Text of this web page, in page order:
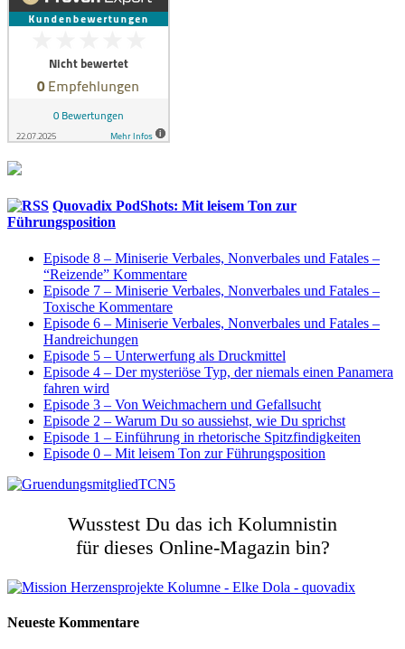
Quovadix PodShots: Mit leisem Ton zur
Führungsposition
Episode 8 – Miniserie Verbales, Nonverbales und Fatales –
“Reizende” Kommentare
Episode 7 – Miniserie Verbales, Nonverbales und Fatales –
Toxische Kommentare
Episode 6 – Miniserie Verbales, Nonverbales und Fatales –
Handreichungen
Episode 5 – Unterwerfung als Druckmittel
Episode 4 – Der mysteriöse Typ, der niemals einen Panamera
fahren wird
Episode 3 – Von Weichmachern und Gefallsucht
Episode 2 – Warum Du so aussiehst, wie Du sprichst
Episode 1 – Einführung in rhetorische Spitzfindigkeiten
Episode 0 – Mit leisem Ton zur Führungsposition
Wusstest Du das ich Kolumnistin
für dieses Online-Magazin bin?
Neueste Kommentare